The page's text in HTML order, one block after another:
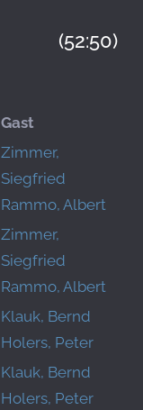
(52:50)
Gast
Zimmer,
Siegfried
Rammo, Albert
Zimmer,
Siegfried
Rammo, Albert
Klauk, Bernd
Holers, Peter
Klauk, Bernd
Holers, Peter